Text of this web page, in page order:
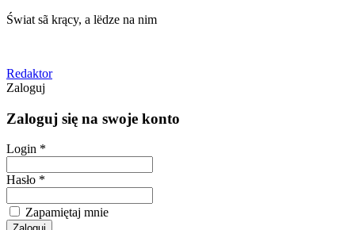
Świat sã krący, a lëdze na nim
Redaktor
Zaloguj
Zaloguj się na swoje konto
Login *
Hasło *
Zapamiętaj mnie